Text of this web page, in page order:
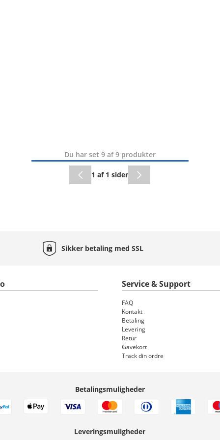
Du har set 9 af 9 produkter
1 af 1 sider
Sikker betaling medSSL
Service & Support
FAQ
Kontakt
Betaling
Levering
Retur
Gavekort
Track din ordre
Betalingsmuligheder
Leveringsmuligheder